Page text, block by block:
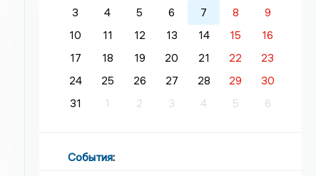
3
4 5 6 7 8
9
10
11 12 13 14 15
16
17
18 19 20 21 22
23
24
25 26 27 28 29
30
31
1 2 3 4 5 6
События: